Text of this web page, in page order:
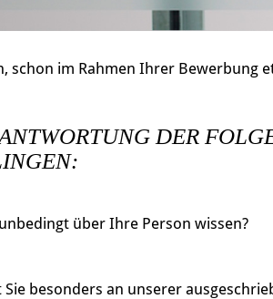
schon im Rahmen Ihrer Bewerbung
DER
über Ihre Person wissen?
besonders an unserer